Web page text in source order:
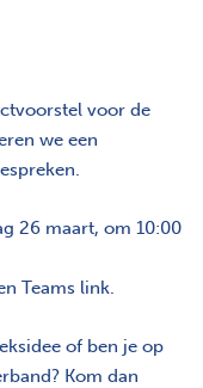
voor de
we een
26 maart, om 10:00
Teams link.
of ben je op
Kom dan